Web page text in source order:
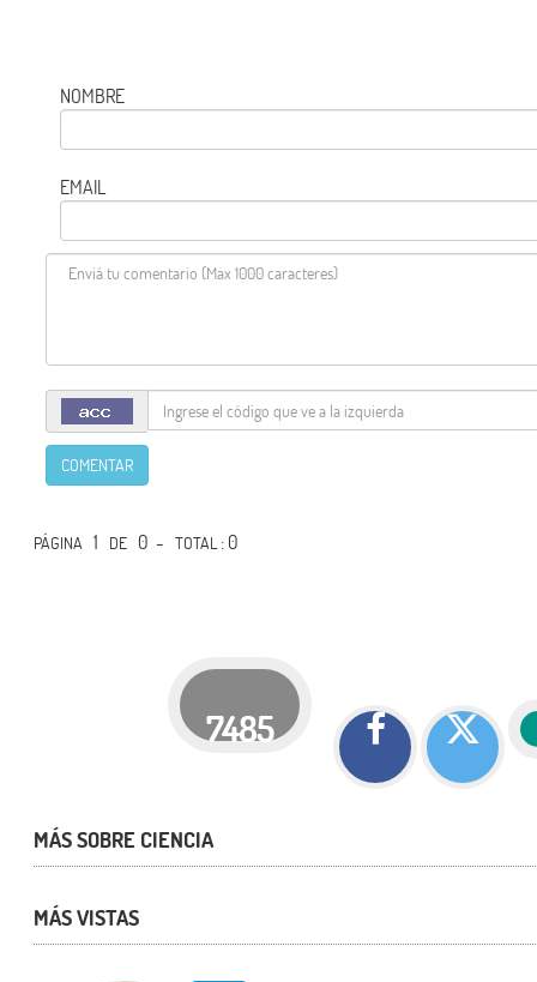
NOMBRE
EMAIL
COMENTAR
PÁGINA 1 DE 0 -TOTAL: 0
7485
MÁS SOBRE CIENCIA
MÁS VISTAS